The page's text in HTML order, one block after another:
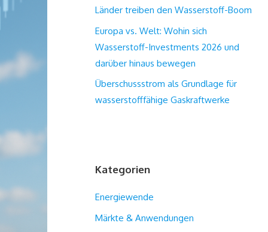
Länder treiben den Wasserstoff-Boom
Europa vs. Welt: Wohin sich
Wasserstoff-Investments 2026 und
darüber hinaus bewegen
Überschussstrom als Grundlage für
wasserstofffähige Gaskraftwerke
Kategorien
Energiewende
Märkte & Anwendungen